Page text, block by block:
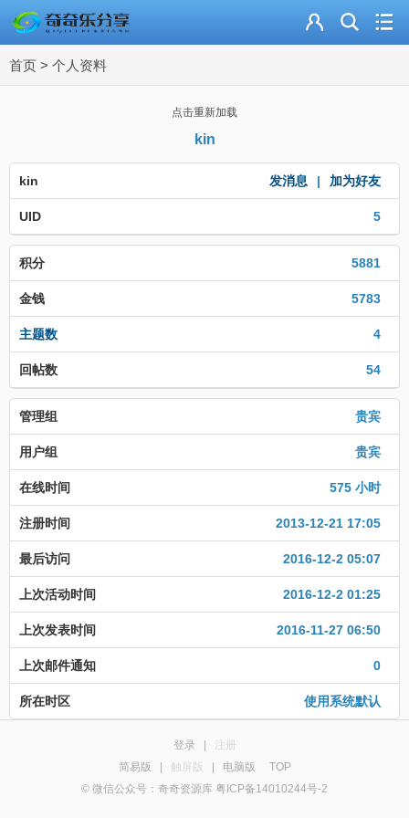
首页 > 个人资料
点击重新加载
kin
发消息 | 加为好友
kin
5
UID
5881
积分
5783
金钱
4
主题数
54
回帖数
贵宾
管理组
贵宾
用户组
575 小时
在线时间
2013-12-21 17:05
注册时间
2016-12-2 05:07
最后访问
2016-12-2 01:25
上次活动时间
2016-11-27 06:50
上次发表时间
0
上次邮件通知
使用系统默认
所在时区
登录
注册
简易版
触屏版 电脑版
TOP
© 微信公众号：奇奇资源库 粤ICP备14010244号-2
资源合集
站内导读
加入频道